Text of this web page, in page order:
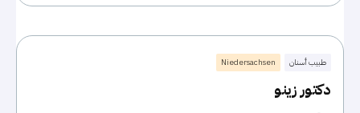
طبيب أسنان Niedersachsen
دكتور زينو